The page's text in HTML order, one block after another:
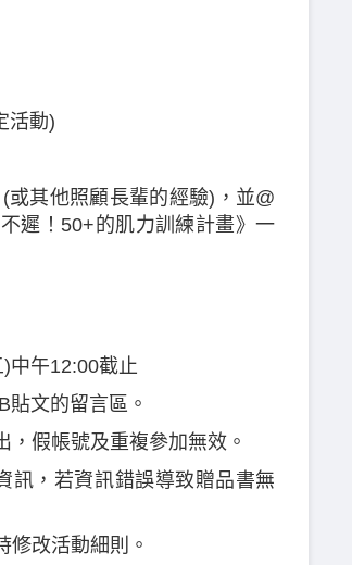
活動)
其他照顧長輩的經驗)，並@
遲！50+的肌力訓練計畫》一
中午12:00截止
文的留言區。
假帳號及重複參加無效。
訊，若資訊錯誤導致贈品書無
修改活動細則。